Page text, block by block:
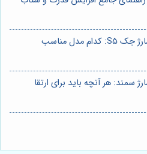
⭐️ راهنمای خرید توربوشارژ جک S5: کدام مدل مناسب
سمند: هر آنچه باید برای ارتقا